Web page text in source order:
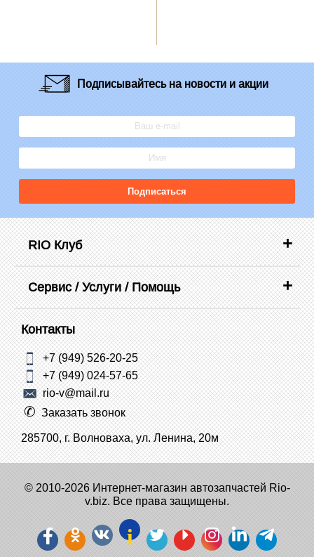
Подписывайтесьна новости и акции
Подписаться
RIO Клуб
Сервис / Услуги / Помощь
Контакты
+7 (949) 526-20-25
+7 (949) 024-57-65
rio-v@mail.ru
Заказать звонок
285700, г. Волноваха, ул. Ленина, 20м
© 2010-2026 Интернет-магазин автозапчастей Rio-
v.biz. Все права защищены.
i